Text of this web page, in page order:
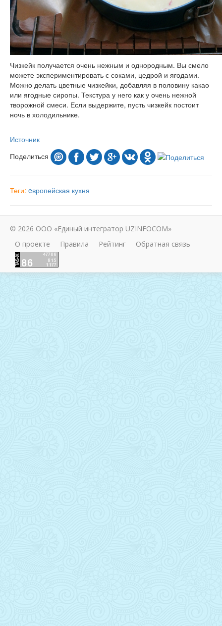
Чизкейк получается очень нежным и однородным. Вы смело
можете экспериментировать с соками, цедрой и ягодами.
Можно делать цветные чизкейки, добавляя в половину какао
или ягодные сиропы. Текстура у него как у очень нежной
творожной смеси. Если выдержите, пусть чизкейк постоит
ночь в холодильнике.
Источник
Поделиться
Теги: eвропейская кухня
© 2026 ООО «Единый интегратор UZINFOCOM»
О проекте
Правила Рейтинг Обратная связь